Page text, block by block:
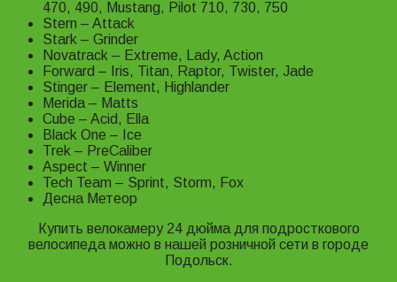
470, 490, Mustang, Pilot 710, 730, 750
Stern – Attack
Stark – Grinder
Novatrack – Extreme, Lady, Action
Forward – Iris, Titan, Raptor, Twister, Jade
Stinger – Element, Highlander
Merida – Matts
Cube – Acid, Ella
Black One – Ice
Trek – PreCaliber
Aspect – Winner
Tech Team – Sprint, Storm, Fox
Десна Метеор
Купить велокамеру 24 дюйма для подросткового
велосипеда можно в нашей розничной сети в городе
Подольск.